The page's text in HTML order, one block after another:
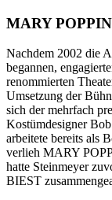
MARY
Nachdem 2002 die
begannen,
renommierten
Umsetzung der
sich der mehrfach
Kostümdesigner
arbeitete bereits als
verlieh MARY
hatte Steinmeyer
BIEST